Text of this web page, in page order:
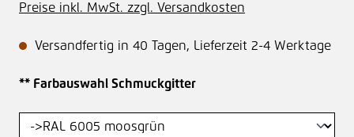
Preise inkl. MwSt. zzgl. Versandkosten
Versandfertig in 40 Tagen, Lieferzeit 2-4 Werktage
** Farbauswahl Schmuckgitterauswählen